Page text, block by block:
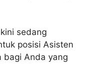
sedang
posisi Asisten
bagi Anda yang